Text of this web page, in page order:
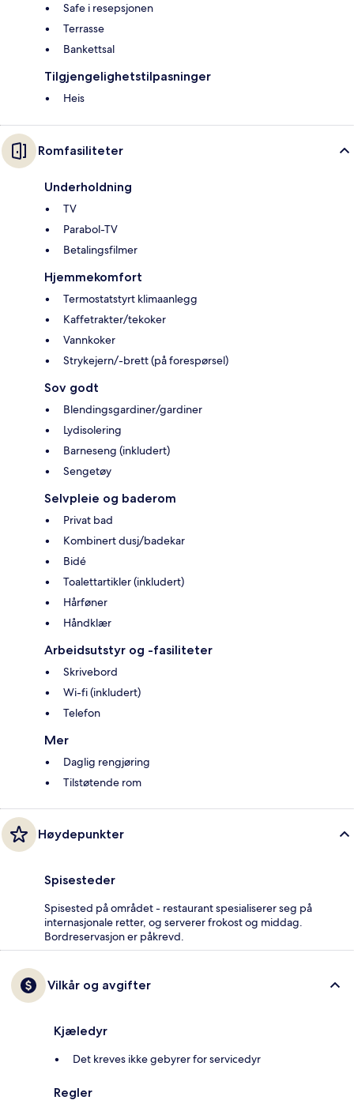
Safe i resepsjonen
Terrasse
Bankettsal
Tilgjengelighetstilpasninger
Heis
Romfasiliteter
Underholdning
TV
Parabol-TV
Betalingsfilmer
Hjemmekomfort
Termostatstyrt klimaanlegg
Kaffetrakter/tekoker
Vannkoker
Strykejern/-brett (på forespørsel)
Sov godt
Blendingsgardiner/gardiner
Lydisolering
Barneseng (inkludert)
Sengetøy
Selvpleie og baderom
Privat bad
Kombinert dusj/badekar
Bidé
Toalettartikler (inkludert)
Hårføner
Håndklær
Arbeidsutstyr og -fasiliteter
Skrivebord
Wi-fi (inkludert)
Telefon
Mer
Daglig rengjøring
Tilstøtende rom
Høydepunkter
Spisesteder
Spisested på området - restaurant spesialiserer seg på
internasjonale retter, og serverer frokost og middag.
Bordreservasjon er påkrevd.
Vilkår og avgifter
Kjæledyr
Det kreves ikke gebyrer for servicedyr
Regler